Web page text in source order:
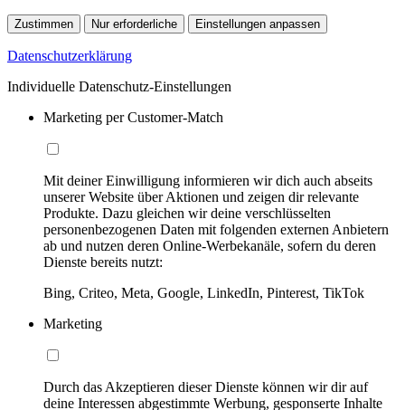
Zustimmen Nur erforderliche Einstellungen anpassen
Datenschutzerklärung
Individuelle Datenschutz-Einstellungen
Marketing per Customer-Match
Mit deiner Einwilligung informieren wir dich auch abseits
unserer Website über Aktionen und zeigen dir relevante
Produkte. Dazu gleichen wir deine verschlüsselten
personenbezogenen Daten mit folgenden externen Anbietern
ab und nutzen deren Online-Werbekanäle, sofern du deren
Dienste bereits nutzt:
Bing, Criteo, Meta, Google, LinkedIn, Pinterest, TikTok
Marketing
Durch das Akzeptieren dieser Dienste können wir dir auf
deine Interessen abgestimmte Werbung, gesponserte Inhalte